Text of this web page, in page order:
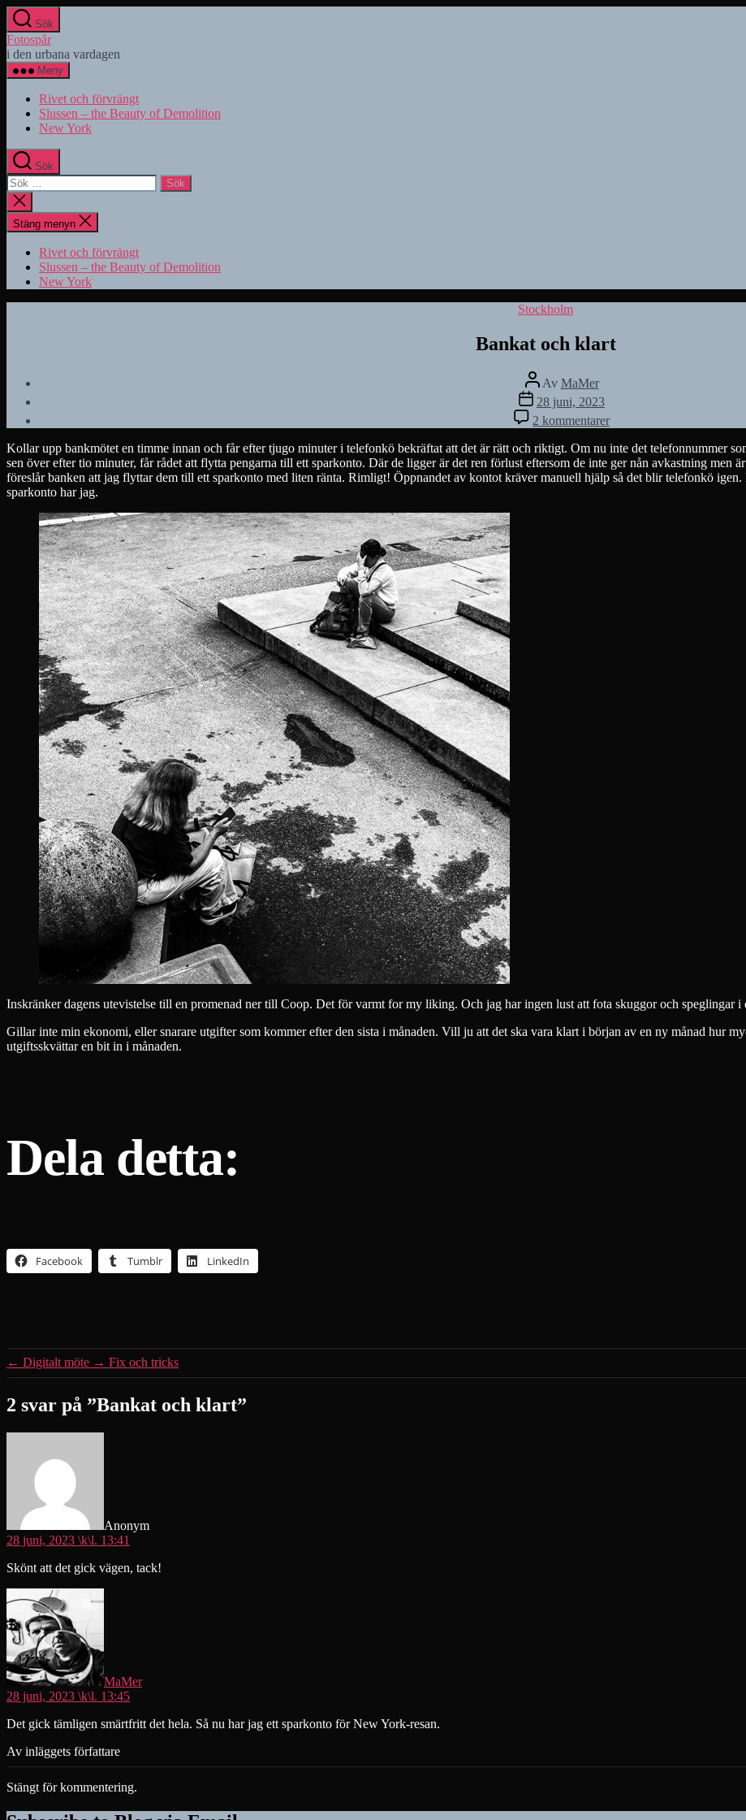
Hoppa
till
innehåll
Sök
Fotospår
i den urbana vardagen
Meny
Rivet och förvrängt
Slussen – the Beauty of Demolition
New York
Sök
Sök
efter:
Stäng
sökningen
Stäng menyn
Rivet och förvrängt
Slussen – the Beauty of Demolition
New York
Kategorier
Stockholm
Bankat och klart
Inläggsförfattare
Av MaMer
Inläggsdatum
28 juni, 2023
2 kommentarertill
Bankat
och
klart
Kollar upp bankmötet en timme innan och får efter tjugo minuter i telefonkö bekräftat att det är rätt och riktigt. Om nu inte det telefonnummer
sen över efter tio minuter, får rådet att flytta pengarna till ett sparkonto. Där de ligger är det ren förlust eftersom de inte ger nån avkastning men
föreslår banken att jag flyttar dem till ett sparkonto med liten ränta. Rimligt! Öppnandet av kontot kräver manuell hjälp så det blir telefonkö
sparkonto har jag.
Inskränker dagens utevistelse till en promenad ner till Coop. Det för varmt for my liking. Och jag har ingen lust att fota skuggor och speglingar
Gillar inte min ekonomi, eller snarare utgifter som kommer efter den sista i månaden. Vill ju att det ska vara klart i början av en ny månad hur
utgiftsskvättar en bit in i månaden.
Dela detta:
Facebook Tumblr LinkedIn
← Digitalt möte → Fix och tricks
2 svar på ”Bankat och klart”
Anonym
28 juni, 2023 \k\l. 13:41
Skönt att det gick vägen, tack!
MaMer
28 juni, 2023 \k\l. 13:45
Det gick tämligen smärtfritt det hela. Så nu har jag ett sparkonto för New York-resan.
Av inläggets författare
Stängt för kommentering.